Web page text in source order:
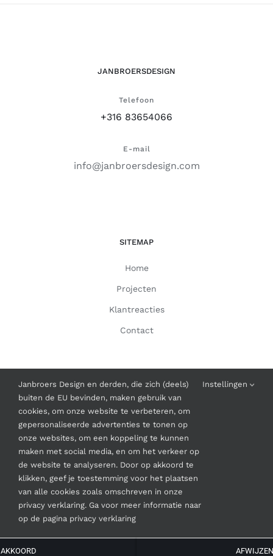
JANBROERSDESIGN
Telefoon
+316 83654066
E-mail
info@janbroersdesign.com
SITEMAP
Home
Projecten
Klantreacties
Contact
Algemene Voorwaarden
© Copyright2026 | Janbroers Design
Janbroers Design en derden, die zich (deels)
buiten de EU bevinden, maken gebruik van
cookies, om onze website te verbeteren, om
gepersonaliseerde advertenties te tonen op
onze websites, om een koppeling te kunnen
maken met social media, en om het verkeer op
de website te analyseren. Door op akkoord te
klikken, geef je toestemming voor het plaatsen
van alle cookies zoals omschreven in onze
privacy verklaring. Ga voor meer informatie naar
op de pagina privacy verklaring
Instellingen
AKKOORD AFWIJZEN